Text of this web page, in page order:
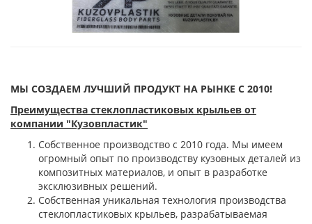
МЫ СОЗДАЕМ ЛУЧШИЙ ПРОДУКТ НА РЫНКЕ С 2010!
Преимущества стеклопластиковых крыльев от
компании "Кузовпластик"
Собственное производство с 2010 года. ​Мы имеем
огромный опыт по производству кузовных деталей из
композитных материалов, и опыт в разработке
эксклюзивных решений.
Собственная уникальная технология производства
стеклопластиковых крыльев, разрабатываемая